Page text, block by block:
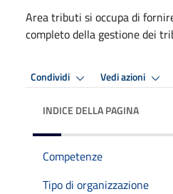
Area tributi si occupa di
completo della gestione dei
Condividi Vedi azioni
INDICE DELLA PAGINA
Competenze
Tipo di organizzazione